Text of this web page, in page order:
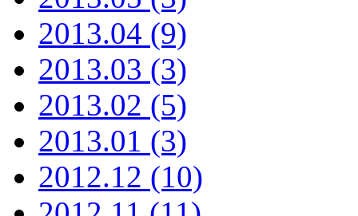
2013.04 (9)
2013.03 (3)
2013.02 (5)
2013.01 (3)
2012.12 (10)